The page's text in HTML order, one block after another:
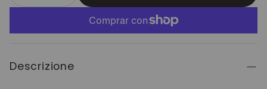
Descrizione